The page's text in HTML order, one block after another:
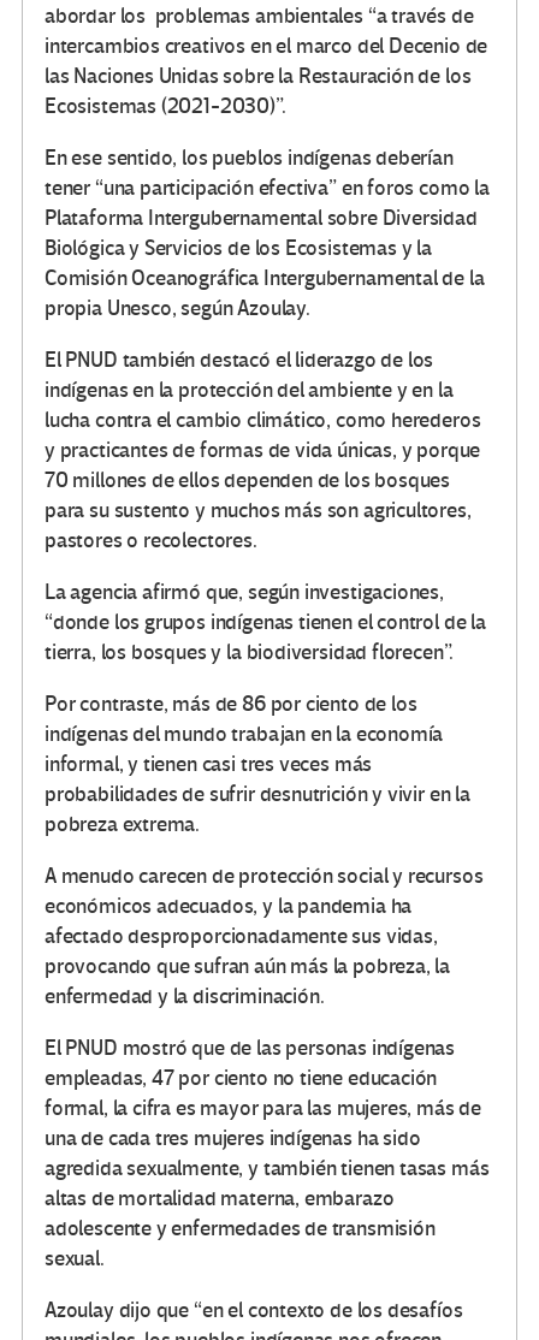
abordar los problemas ambientales “a través de
intercambios creativos en el marco del Decenio de
las Naciones Unidas sobre la Restauración de los
Ecosistemas (2021-2030)”.
En ese sentido, los pueblos indígenas deberían
tener “una participación efectiva” en foros como la
Plataforma Intergubernamental sobre Diversidad
Biológica y Servicios de los Ecosistemas y la
Comisión Oceanográfica Intergubernamental de la
propia Unesco, según Azoulay.
El PNUD también destacó el liderazgo de los
indígenas en la protección del ambiente y en la
lucha contra el cambio climático, como herederos
y practicantes de formas de vida únicas, y porque
70 millones de ellos dependen de los bosques
para su sustento y muchos más son agricultores,
pastores o recolectores.
La agencia afirmó que, según investigaciones,
“donde los grupos indígenas tienen el control de la
tierra, los bosques y la biodiversidad florecen”.
Por contraste, más de 86 por ciento de los
indígenas del mundo trabajan en la economía
informal, y tienen casi tres veces más
probabilidades de sufrir desnutrición y vivir en la
pobreza extrema.
A menudo carecen de protección social y recursos
económicos adecuados, y la pandemia ha
afectado desproporcionadamente sus vidas,
provocando que sufran aún más la pobreza, la
enfermedad y la discriminación.
El PNUD mostró que de las personas indígenas
empleadas, 47 por ciento no tiene educación
formal, la cifra es mayor para las mujeres, más de
una de cada tres mujeres indígenas ha sido
agredida sexualmente, y también tienen tasas más
altas de mortalidad materna, embarazo
adolescente y enfermedades de transmisión
sexual.
Azoulay dijo que “en el contexto de los desafíos